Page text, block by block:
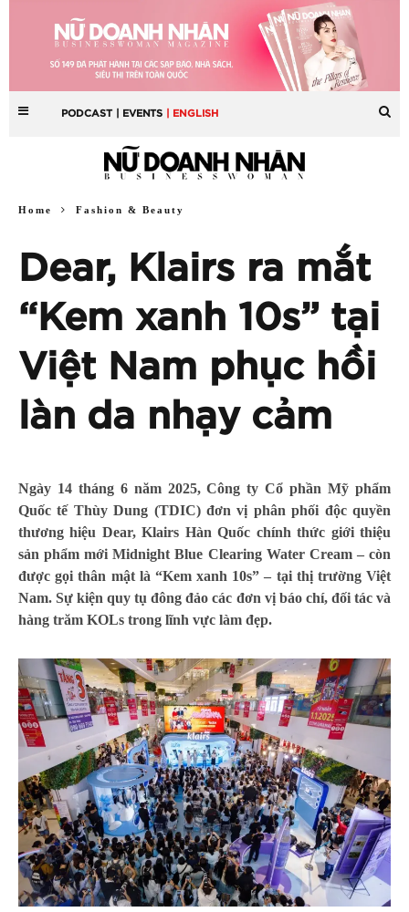
PODCAST | EVENTS | ENGLISH
Home Fashion & Beauty
Dear, Klairs ra mắt
“Kem xanh 10s” tại
Việt Nam phục hồi
làn da nhạy cảm
Ngày 14 tháng 6 năm 2025, Công ty Cổ phần Mỹ phẩm
Quốc tế Thùy Dung (TDIC) đơn vị phân phối độc quyền
thương hiệu Dear, Klairs Hàn Quốc chính thức giới thiệu
sản phẩm mới Midnight Blue Clearing Water Cream – còn
được gọi thân mật là “Kem xanh 10s” – tại thị trường Việt
Nam. Sự kiện quy tụ đông đảo các đơn vị báo chí, đối tác và
hàng trăm KOLs trong lĩnh vực làm đẹp.